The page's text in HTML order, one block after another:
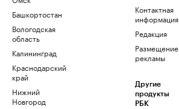
Башкортостан
Вологодская
область
Калининград
Краснодарский
край
Нижний
Новгород
Контактная
информация
Редакция
Размещение
рекламы
Другие
продукты
РБК